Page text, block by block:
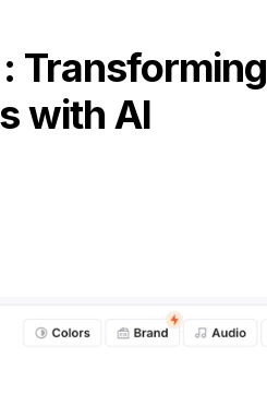
Transforming
with AI